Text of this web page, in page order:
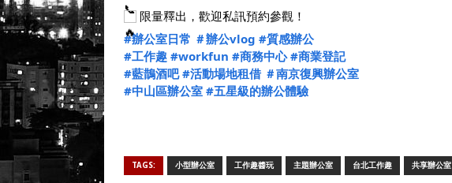
限量釋出，歡迎私訊預約參觀！
#辦公室日常 ＃辦公vlog #質感辦公
#工作趣 #workfun #商務中心 #商業登記
#藍鵲酒吧 #活動場地租借 ＃南京復興辦公室
#中山區辦公室 #五星級的辦公體驗
TAGS: 小型辦公室 工作趣醬玩 主題辦公室 台北工作趣 共享辦公室